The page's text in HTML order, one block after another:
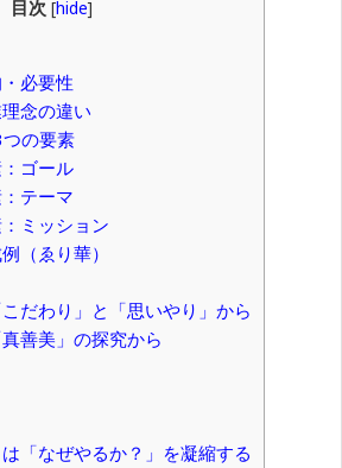
目次 [hide]
必要性
念の違い
の要素
ゴール
テーマ
ミッション
（ゑり華）
だわり」と「思いやり」から
善美」の探究から
「なぜやるか？」を凝縮する